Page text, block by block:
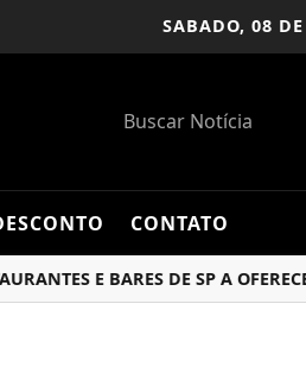
SABADO, 08
CONTATO
E BARES DE SP A OFERECER